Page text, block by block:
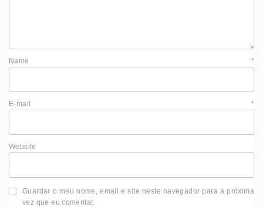
Name *
E-mail *
Website
Guardar o meu nome, email e site neste navegador para a próxima
vez que eu comentar.